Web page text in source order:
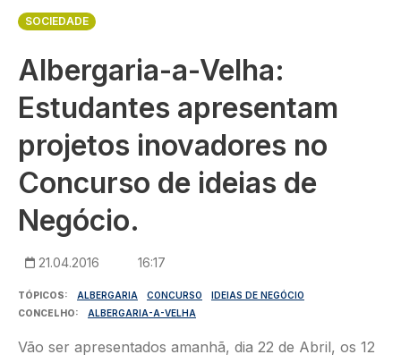
SOCIEDADE
Albergaria-a-Velha:
Estudantes apresentam
projetos inovadores no
Concurso de ideias de
Negócio.
21.04.2016 16:17
TÓPICOS ALBERGARIA CONCURSO
IDEIAS DE NEGÓCIO
CONCELHO
ALBERGARIA-A-VELHA
Vão ser apresentados amanhã, dia 22 de Abril, os 12